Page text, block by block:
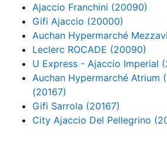
Ajaccio Franchini (20090)
Gifi Ajaccio (20000)
Auchan Hypermarché
Leclerc ROCADE (20090)
U Express - Ajaccio Imperial
Auchan Hypermarché Atrium
(20167)
Gifi Sarrola (20167)
City Ajaccio Del Pellegrino